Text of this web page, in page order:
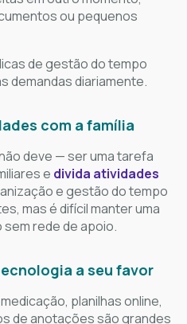
ou pequenos
de gestão do tempo
demandas diariamente.
com a família
deve — ser uma tarefa
e divida atividades
e gestão do tempo
mas é difícil manter uma
rede de apoio.
a seu favor
planilhas online,
de anotações são grandes